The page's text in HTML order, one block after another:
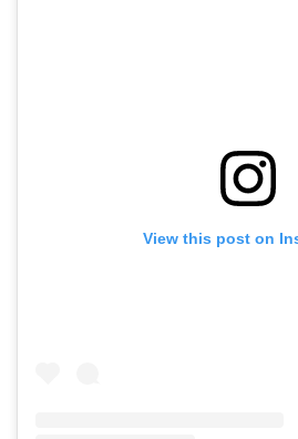
View this post on